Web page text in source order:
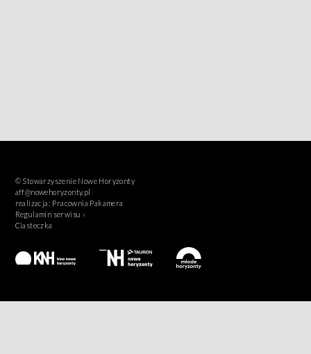
© Stowarzyszenie Nowe Horyzonty
aff@nowehoryzonty.pl
realizacja: Pracownia Pakamera
Regulamin serwisu ›
Ciasteczka